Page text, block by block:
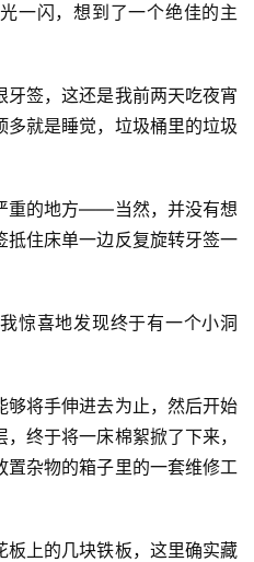
一闪，想到了一个绝佳的主
签，这还是我前两天吃夜宵
就是睡觉，垃圾桶里的垃圾
重的地方——当然，并没有想
住床单一边反复旋转牙签一
惊喜地发现终于有一个小洞
将手伸进去为止，然后开始
终于将一床棉絮掀了下来，
杂物的箱子里的一套维修工
上的几块铁板，这里确实藏